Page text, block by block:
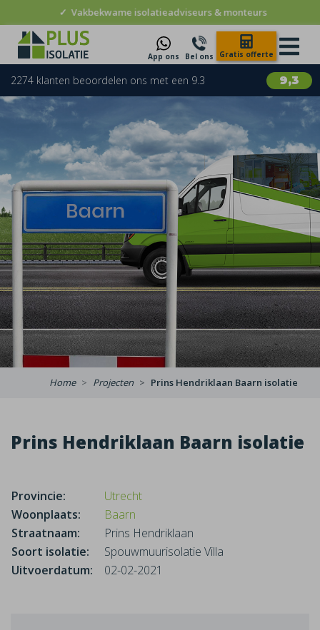
✓ Vakbekwame isolatieadviseurs & monteurs
App ons Bel ons Gratis offerte
9,3
2274 klanten beoordelen ons met een 9.3
Home Projecten Prins Hendriklaan Baarn isolatie
Prins Hendriklaan Baarn isolatie
Provincie:
Utrecht
Woonplaats:
Baarn
Straatnaam:
Prins Hendriklaan
Soort isolatie:
Spouwmuurisolatie Villa
Uitvoerdatum:
02-02-2021